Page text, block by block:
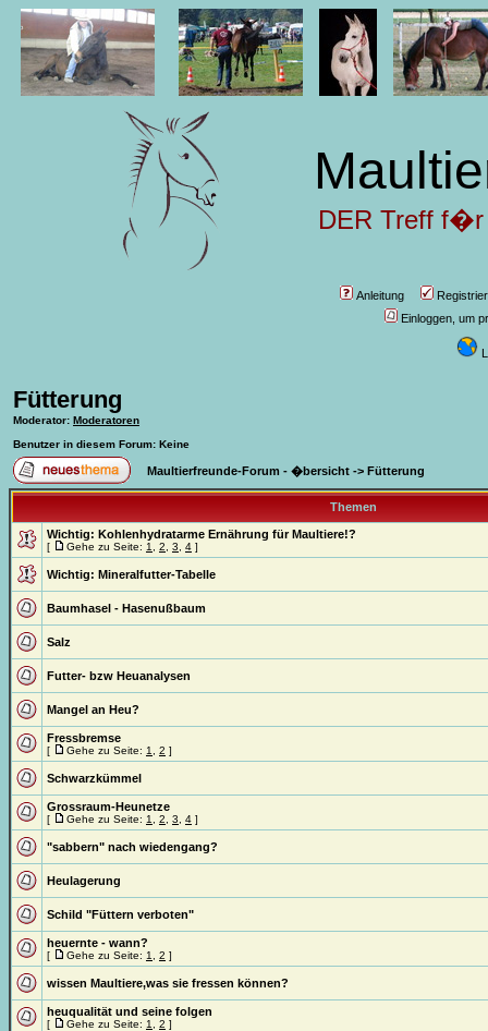
DER Treff f�r
Anleitung
Einloggen, um
Fütterung
Moderator: Moderatoren
Benutzer in diesem Forum: Keine
Maultierfreunde-Forum - �bersicht -> Fütterung
Themen
Wichtig: Kohlenhydratarme Ernährung für Maultiere!?
[ Gehe zu Seite: 1 2 3 4 ]
Wichtig: Mineralfutter-Tabelle
Baumhasel - Hasenußbaum
Salz
Futter- bzw Heuanalysen
Mangel an Heu?
Fressbremse
[ Gehe zu Seite: 1 2 ]
Schwarzkümmel
Grossraum-Heunetze
[ Gehe zu Seite: 1 2 3 4 ]
"sabbern" nach wiedengang?
Heulagerung
Schild "Füttern verboten"
heuernte - wann?
[ Gehe zu Seite: 1 2 ]
wissen Maultiere,was sie fressen können?
heuqualität und seine folgen
[ Gehe zu Seite: 1 2 ]